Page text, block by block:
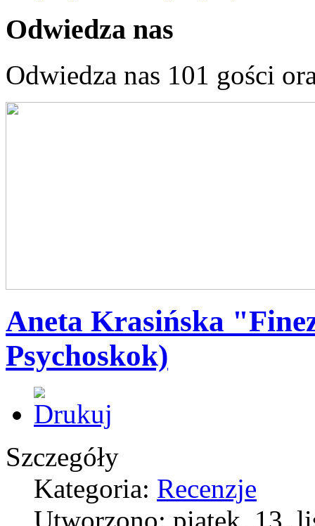
Odwiedza nas
Odwiedza nas 101 gości
Aneta Krasińska
Psychoskok)
Szczegóły
Kategoria: Recenzje
Utworzono: piątek, 13,